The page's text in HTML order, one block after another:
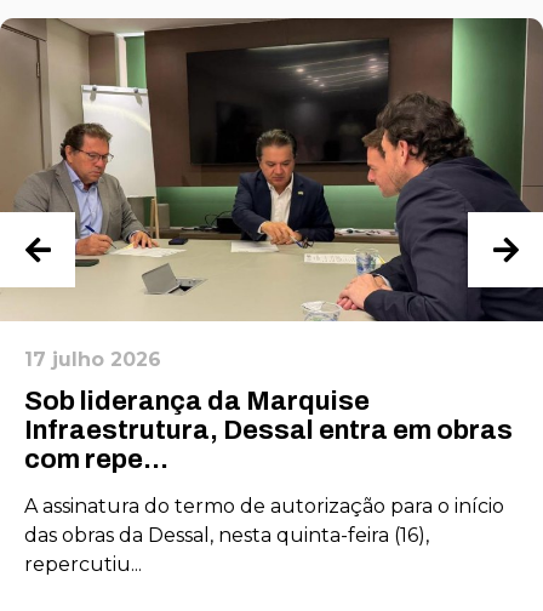
17 julho 2026
Sob liderança da Marquise
Infraestrutura, Dessal entra em obras
com repe...
A assinatura do termo de autorização para o início
das obras da Dessal, nesta quinta-feira (16),
repercutiu...
Necessário
Esses cookies
não são
funcionamento
do site.
Estatísticas
Para que